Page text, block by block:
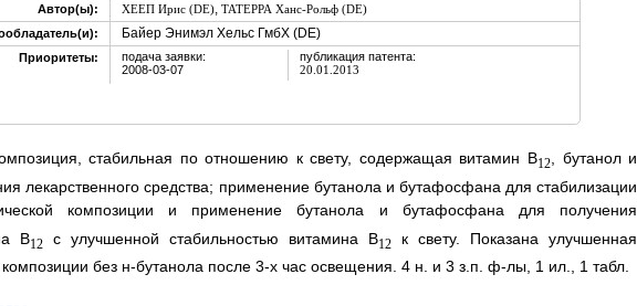
Автор(ы): ХЕЕП Ирис (DE), ТАТЕРРА Ханс-Рольф (DE)
Байер Энимэл Хельс ГмбХ (DE)
Приоритеты:
подача заявки:
2008-03-07
публикация патента:
20.01.2013
стабильная по отношению к свету, содержащая витамин B12
, бутанол и
лекарственного средства; применение бутанола и бутафосфана для стабилизации
композиции и применение бутанола и бутафосфана для получения
B12с улучшенной стабильностью витамина B12
к свету. Показана улучшенная
композиции без н-бутанола после 3-х час освещения. 4 н. и 3 з.п. ф-лы, 1 ил., 1 табл.